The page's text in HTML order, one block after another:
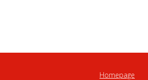
Homepage